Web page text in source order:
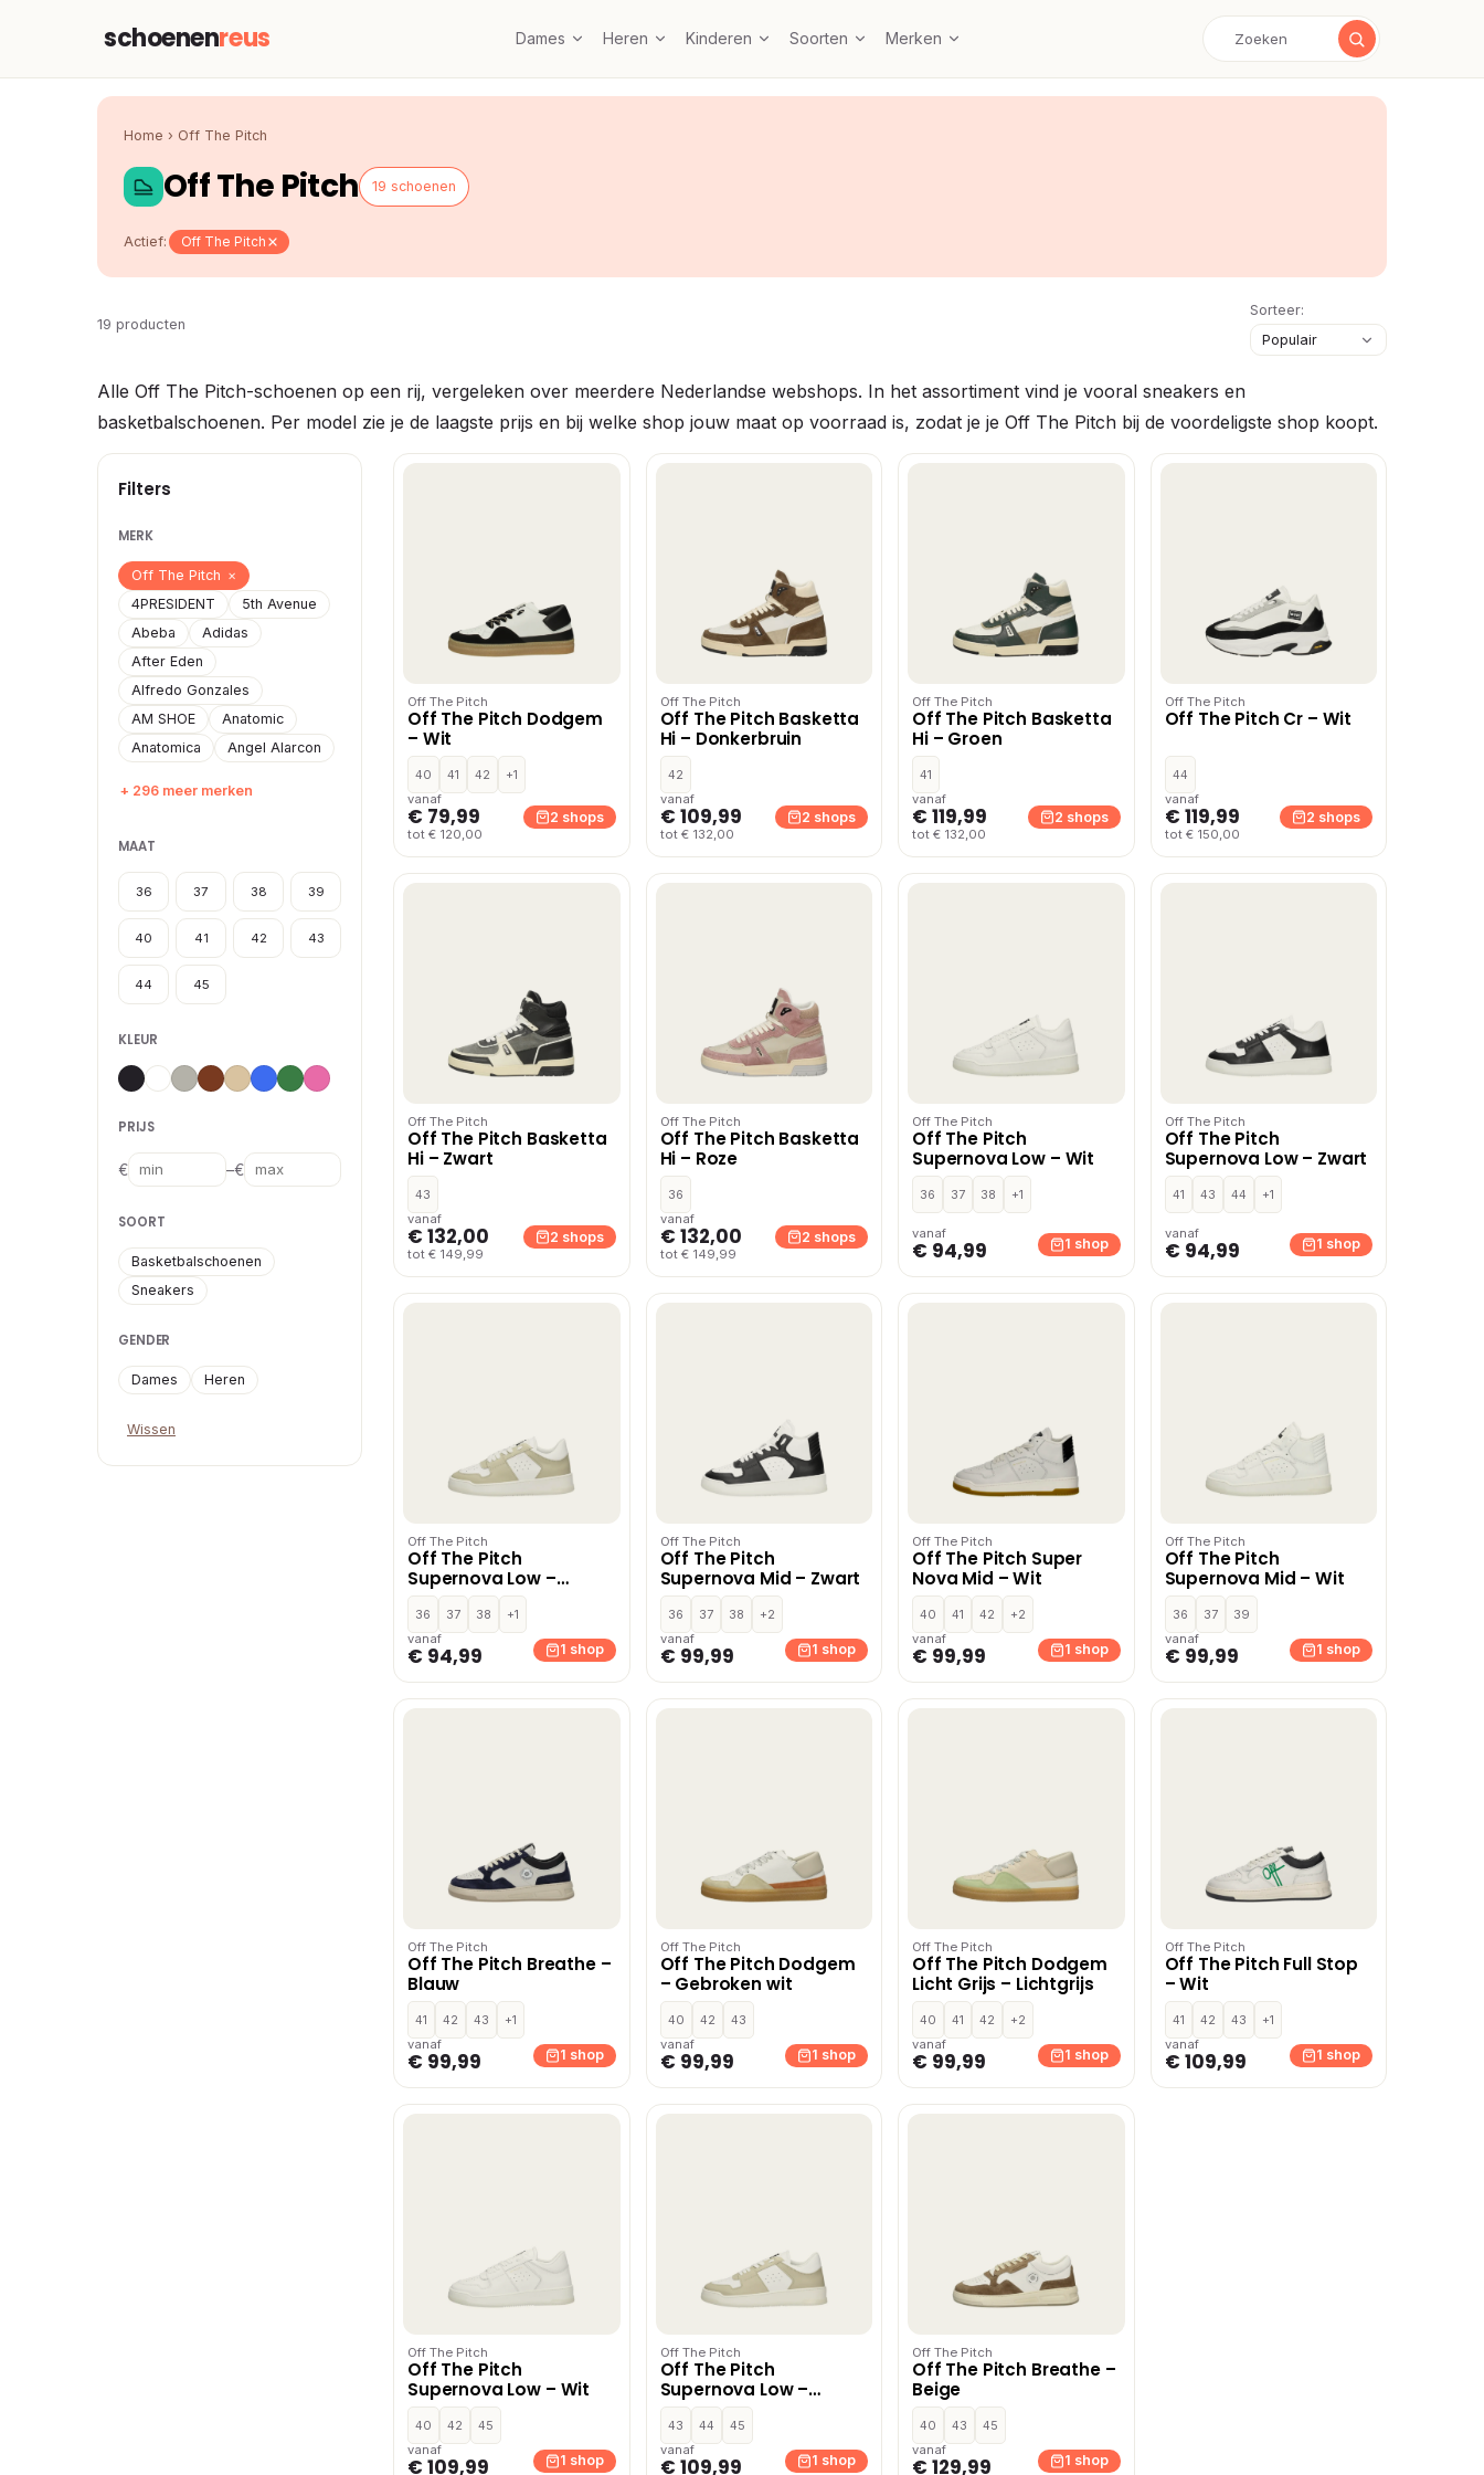
schoenenreus Dames Heren Kinderen Soorten Merken
Home › Off The Pitch
Off The Pitch 19 schoenen
Actief: Off The Pitch
19 producten
Sorteer:
Alle Off The Pitch-schoenen op een rij, vergeleken over meerdere Nederlandse webshops. In het assortiment vind je vooral sneakers en
basketbalschoenen. Per model zie je de laagste prijs en bij welke shop jouw maat op voorraad is, zodat je je Off The Pitch bij de voordeligste shop koopt.
Filters
MERK
Off The Pitch ×
4PRESIDENT
5th Avenue
Abeba
Adidas
After Eden
Alfredo Gonzales
AM SHOE
Anatomic
Anatomica
Angel Alarcon
+ 296 meer merken
MAAT
36 37 38 39
40 41 42 43
44 45
KLEUR
PRIJS
€ –€
SOORT
Basketbalschoenen
Sneakers
GENDER
Dames Heren
Wissen
Off The Pitch
Off The Pitch Dodgem
– Wit
40 41 42
+1
vanaf
€ 79,99
tot € 120,00
2 shops
Off The Pitch
Off The Pitch Basketta
Hi – Donkerbruin
42
vanaf
€ 109,99
tot € 132,00
2 shops
Off The Pitch
Off The Pitch Basketta
Hi – Groen
41
vanaf
€ 119,99
tot € 132,00
2 shops
Off The Pitch
Off The Pitch Cr – Wit
44
vanaf
€ 119,99
tot € 150,00
2 shops
Off The Pitch
Off The Pitch Basketta
Hi – Zwart
43
vanaf
€ 132,00
tot € 149,99
2 shops
Off The Pitch
Off The Pitch Basketta
Hi – Roze
36
vanaf
€ 132,00
tot € 149,99
2 shops
Off The Pitch
Off The Pitch
Supernova Low – Wit
36 37 38 +1
vanaf
€ 94,99 1 shop
Off The Pitch
Off The Pitch
Supernova Low – Zwart
41 43 44 +1
vanaf
€ 94,99 1 shop
Off The Pitch
Off The Pitch
Supernova Low –
Taupe
36 37 38
+1
vanaf
€ 94,99 1 shop
Off The Pitch
Off The Pitch
Supernova Mid – Zwart
36 37 38
+2
vanaf
€ 99,99 1 shop
Off The Pitch
Off The Pitch Super
Nova Mid – Wit
40 41 42
+2
vanaf
€ 99,99 1 shop
Off The Pitch
Off The Pitch
Supernova Mid – Wit
36 37
39
vanaf
€ 99,99 1 shop
Off The Pitch
Off The Pitch Breathe –
Blauw
41 42 43
+1
vanaf
€ 99,99 1 shop
Off The Pitch
Off The Pitch Dodgem
– Gebroken wit
40 42
43
vanaf
€ 99,99 1 shop
Off The Pitch
Off The Pitch Dodgem
Licht Grijs – Lichtgrijs
40 41 42
+2
vanaf
€ 99,99 1 shop
Off The Pitch
Off The Pitch Full Stop
– Wit
41 42 43
+1
vanaf
€ 109,99 1 shop
Off The Pitch
Off The Pitch
Supernova Low – Wit
40 42
45
vanaf
€ 109,99 1 shop
Off The Pitch
Off The Pitch
Supernova Low –
Taupe
43 44
45
vanaf
€ 109,99 1 shop
Off The Pitch
Off The Pitch Breathe –
Beige
40 43
45
vanaf
€ 129,99 1 shop